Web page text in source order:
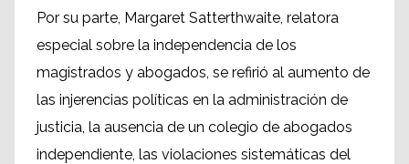
Por su parte, Margaret Satterthwaite, relatora
especial sobre la independencia de los
magistrados y abogados, se refirió al aumento de
las injerencias políticas en la administración de
justicia, la ausencia de un colegio de abogados
independiente, las violaciones sistemáticas del